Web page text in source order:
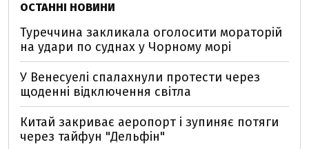
ОСТАННІ НОВИНИ
Туреччина закликала оголосити мораторій
на удари по суднах у Чорному морі
У Венесуелі спалахнули протести через
щоденні відключення світла
Китай закриває аеропорт і зупиняє потяги
через тайфун "Дельфін"